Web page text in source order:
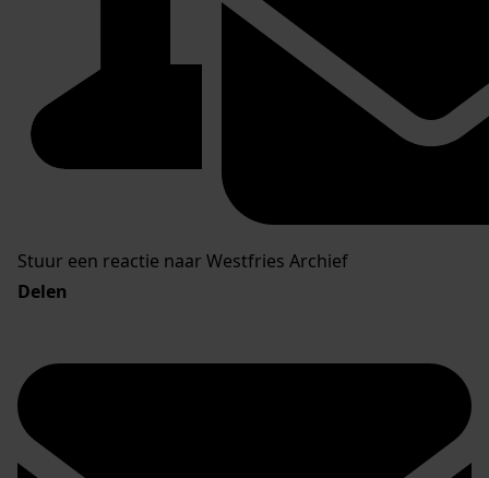
Stuur een reactie naar Westfries Archief
Delen